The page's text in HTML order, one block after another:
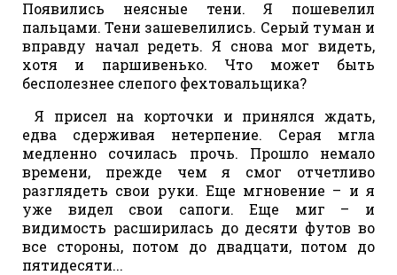
Появились неясные тени. Я пошевелил
пальцами. Тени зашевелились. Серый туман и
вправду начал редеть. Я снова мог видеть,
хотя и паршивенько. Что может быть
бесполезнее слепого фехтовальщика?
Я присел на корточки и принялся ждать,
едва сдерживая нетерпение. Серая мгла
медленно сочилась прочь. Прошло немало
времени, прежде чем я смог отчетливо
разглядеть свои руки. Еще мгновение – и я
уже видел свои сапоги. Еще миг – и
видимость расширилась до десяти футов во
все стороны, потом до двадцати, потом до
пятидесяти...